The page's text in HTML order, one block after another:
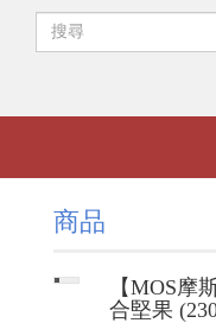
商品
【MOS摩
合堅果